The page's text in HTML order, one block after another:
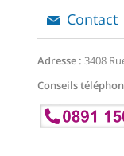
Contact
Adresse : 3408
Conseils